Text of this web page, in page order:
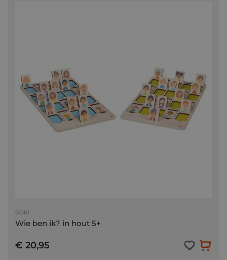
GOKI
Wie ben ik? in hout 5+
€ 20,95